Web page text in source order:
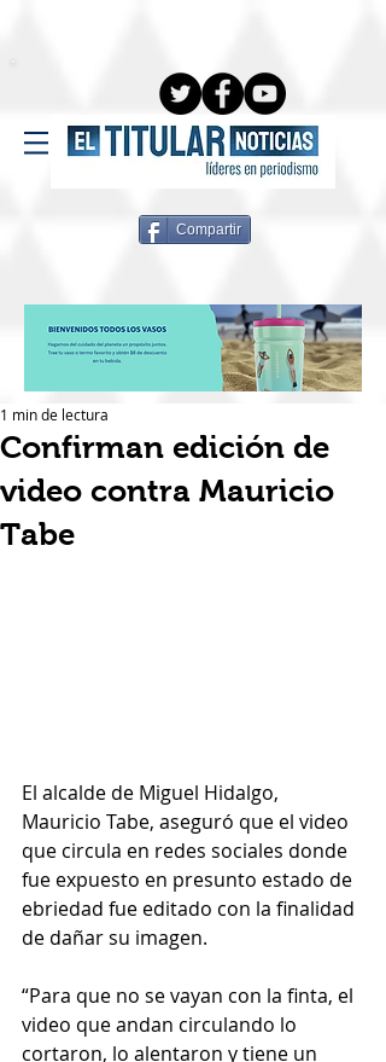
Compartir
Confirman edición de
video contra Mauricio
Tabe
1 min de lectura
El alcalde de Miguel Hidalgo,
Mauricio Tabe, aseguró que el video
que circula en redes sociales donde
fue expuesto en presunto estado de
ebriedad fue editado con la finalidad
de dañar su imagen.
“Para que no se vayan con la finta, el
video que andan circulando lo
cortaron, lo alentaron y tiene un